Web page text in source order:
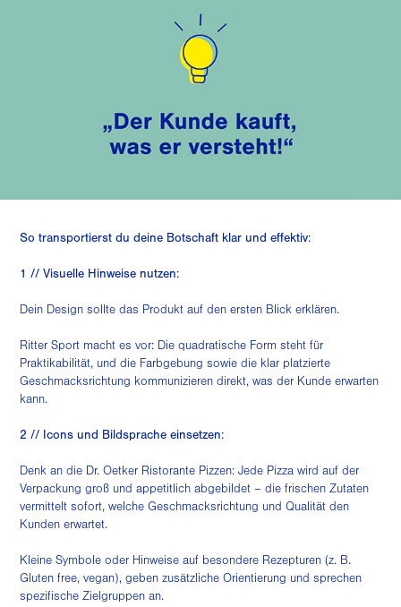
So transportierst du deine Botschaft klar und effektiv:
1 // Visuelle Hinweise nutzen:
Dein Design sollte das Produkt auf den ersten Blick erklären.
Ritter Sport macht es vor: Die quadratische Form steht für
Praktikabilität, und die Farbgebung sowie die klar platzierte
Geschmacksrichtung kommunizieren direkt, was der Kunde erwarten
kann.
2 // Icons und Bildsprache einsetzen:
Denk an die Dr. Oetker Ristorante Pizzen: Jede Pizza wird auf der
Verpackung groß und appetitlich abgebildet – die frischen Zutaten
vermittelt sofort, welche Geschmacksrichtung und Qualität den
Kunden erwartet.
Kleine Symbole oder Hinweise auf besondere Rezepturen (z. B.
Gluten free, vegan), geben zusätzliche Orientierung und sprechen
spezifische Zielgruppen an.